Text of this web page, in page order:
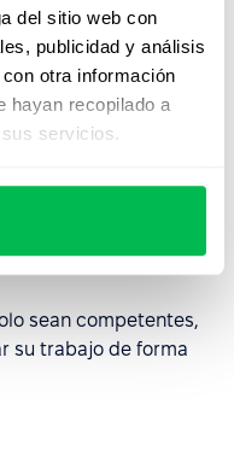
del sitio web con
publicidad y análisis
otra información
hayan recopilado a
servicios.
un job
habilidades,
específicas.
sean competentes,
su trabajo de forma